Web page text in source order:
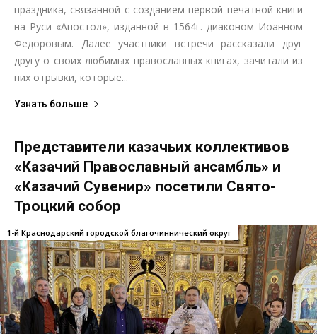
праздника, связанной с созданием первой печатной книги
на Руси «Апостол», изданной в 1564г. диаконом Иоанном
Федоровым. Далее участники встречи рассказали друг
другу о своих любимых православных книгах, зачитали из
них отрывки, которые...
Узнать больше
Представители казачьих коллективов
«Казачий Православный ансамбль» и
«Казачий Сувенир» посетили Свято-
Троцкий собор
1-й Краснодарский городской благочиннический округ